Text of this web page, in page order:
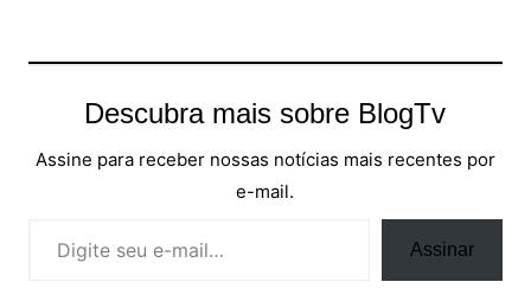
Descubra mais sobre BlogTv
Assine para receber nossas notícias mais recentes por
e-mail.
Assinar